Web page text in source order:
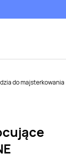
do majsterkowania